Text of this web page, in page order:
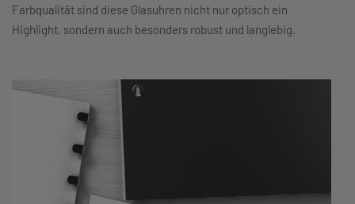
Farbqualität sind diese Glasuhren nicht nur optisch ein
Highlight, sondern auch besonders robust und langlebig.